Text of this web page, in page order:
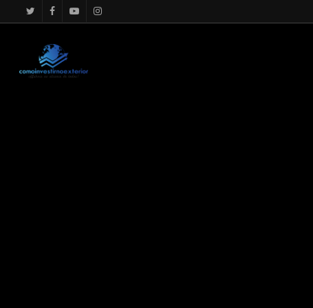
google.com, pub-4867156501875488, DIRECT, f08c47fec0942fa0